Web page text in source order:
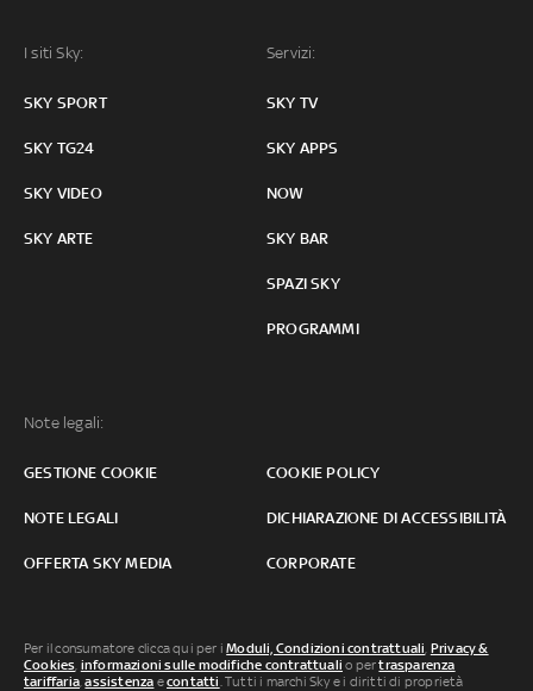
I siti Sky:
SKY SPORT
SKY TG24
SKY VIDEO
SKY ARTE
Servizi:
SKY TV
SKY APPS
NOW
SKY BAR
SPAZI SKY
PROGRAMMI
Note legali:
GESTIONE COOKIE COOKIE POLICY
NOTE LEGALI DICHIARAZIONE DI ACCESSIBILITÀ
OFFERTA SKY MEDIA CORPORATE
Per il consumatore clicca qui per iModuli, Condizioni contrattuali, Privacy &
Cookies, informazioni sulle modifiche contrattuali o pertrasparenza
tariffaria,assistenza econtatti. Tutti i marchi Sky e i diritti di proprietà